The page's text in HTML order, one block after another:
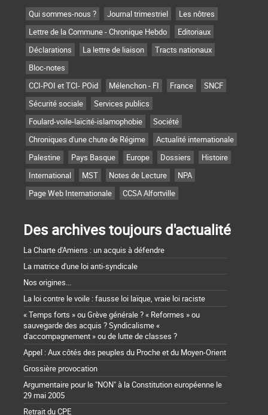
Qui sommes-nous ? Journal trimestriel
Les nôtres
Lettre de la Commune - Chronique Hebdo
Editoriaux
Déclarations
La lettre de liaison
Tracts nationaux
Bloc-notes
CCI-POI et TCI- POid
Mélenchon - FI France
SNCF
Sécurité sociale
Services publics
Foulard-voile-laïcité-islamophobie
Société
Chroniques d'une chute de Régime
Actualité internationale
Palestine
Pays Basque Europe Dossiers
Histoire
International
MST Notes de Lecture
NPA
Page Web Internationale
CCSA Alfortville
Des archives toujours d'actualité
La Charte d'Amiens : un acquis à défendre
La matrice d'une loi anti-syndicale
Nos origines...
La loi contre le voile : fausse loi laïque, vraie loi raciste
« Temps forts » ou Grève générale ? « Reformes » ou
sauvegarde des acquis ? Syndicalisme «
d'accompagnement » ou de lutte de classes ?
Appel : Aux côtés des peuples du Proche et du Moyen-Orient
Grossière provocation
Argumentaire pour le "NON" à la Constitution européenne le
29 mai 2005
Retrait du CPE